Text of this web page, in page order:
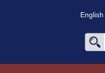
English